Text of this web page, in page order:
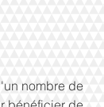
nombre de